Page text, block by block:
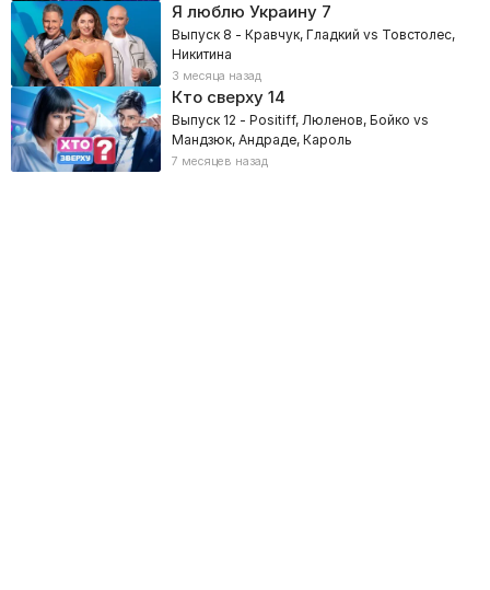
Я люблю Украину7
Выпуск 8 - Кравчук, Гладкий vs Товстолес,
Никитина
3 месяца назад
Кто сверху14
Выпуск 12 - Positiff, Люленов, Бойко vs
Мандзюк, Андраде, Кароль
7 месяцев назад